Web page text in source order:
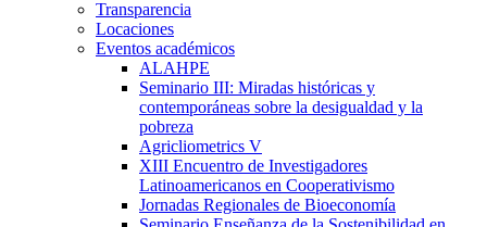
Transparencia
Locaciones
Eventos académicos
ALAHPE
Seminario III: Miradas históricas y
contemporáneas sobre la desigualdad y la
pobreza
Agricliometrics V
XIII Encuentro de Investigadores
Latinoamericanos en Cooperativismo
Jornadas Regionales de Bioeconomía